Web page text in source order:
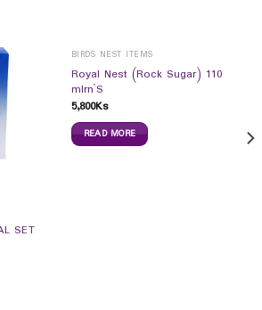
SET
BIRDS NEST ITEMS
Royal Nest (Rock Sugar) 110
mlrn`S
5,800Ks
READ MORE